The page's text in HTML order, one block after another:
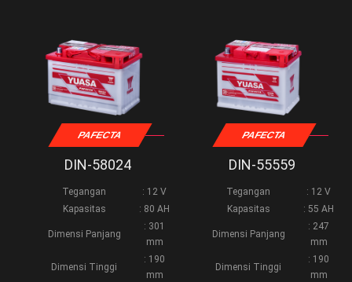
PAFECTA
DIN-58024
Tegangan
: 12 V
Kapasitas
: 80 AH
Dimensi Panjang
: 301
mm
Dimensi Tinggi
: 190
mm
PAFECTA
DIN-55559
Tegangan
: 12 V
Kapasitas
: 55 AH
Dimensi Panjang
: 247
mm
Dimensi Tinggi
: 190
mm